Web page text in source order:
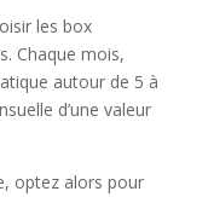
les box
Chaque mois,
autour de 5 à
d’une valeur
optez alors pour